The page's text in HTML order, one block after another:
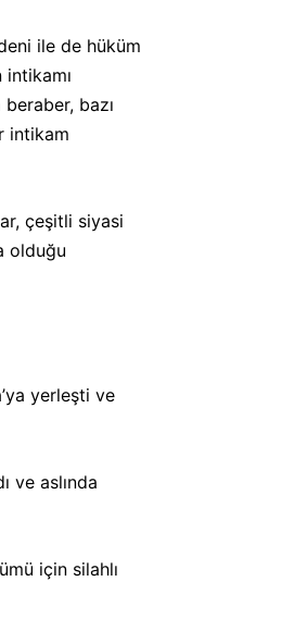
ile de hüküm
bazı
intikam
çeşitli siyasi
olduğu
yerleşti ve
ve aslında
için silahlı